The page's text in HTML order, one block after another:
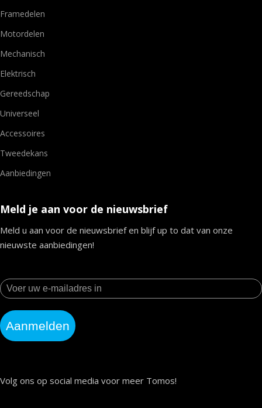
Framedelen
Motordelen
Mechanisch
Elektrisch
Gereedschap
Universeel
Accessoires
Tweedekans
Aanbiedingen
Meld je aan voor de nieuwsbrief
Meld u aan voor de nieuwsbrief en blijf up to dat van onze
nieuwste aanbiedingen!
Aanmelden
Volg ons op social media voor meer Tomos!